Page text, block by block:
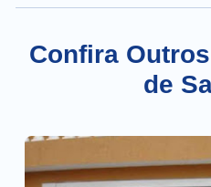
Confira
de